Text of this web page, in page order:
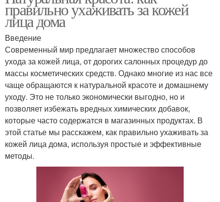
правильно ухаживать за кожей
лица дома
Введение
Современный мир предлагает множество способов
ухода за кожей лица, от дорогих салонных процедур до
массы косметических средств. Однако многие из нас все
чаще обращаются к натуральной красоте и домашнему
уходу. Это не только экономически выгодно, но и
позволяет избежать вредных химических добавок,
которые часто содержатся в магазинных продуктах. В
этой статье мы расскажем, как правильно ухаживать за
кожей лица дома, используя простые и эффективные
методы.